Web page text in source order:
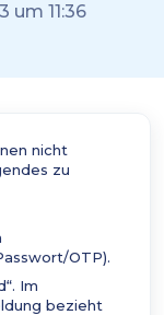
um 11:36
nicht
zu
OTP).
Im
bezieht